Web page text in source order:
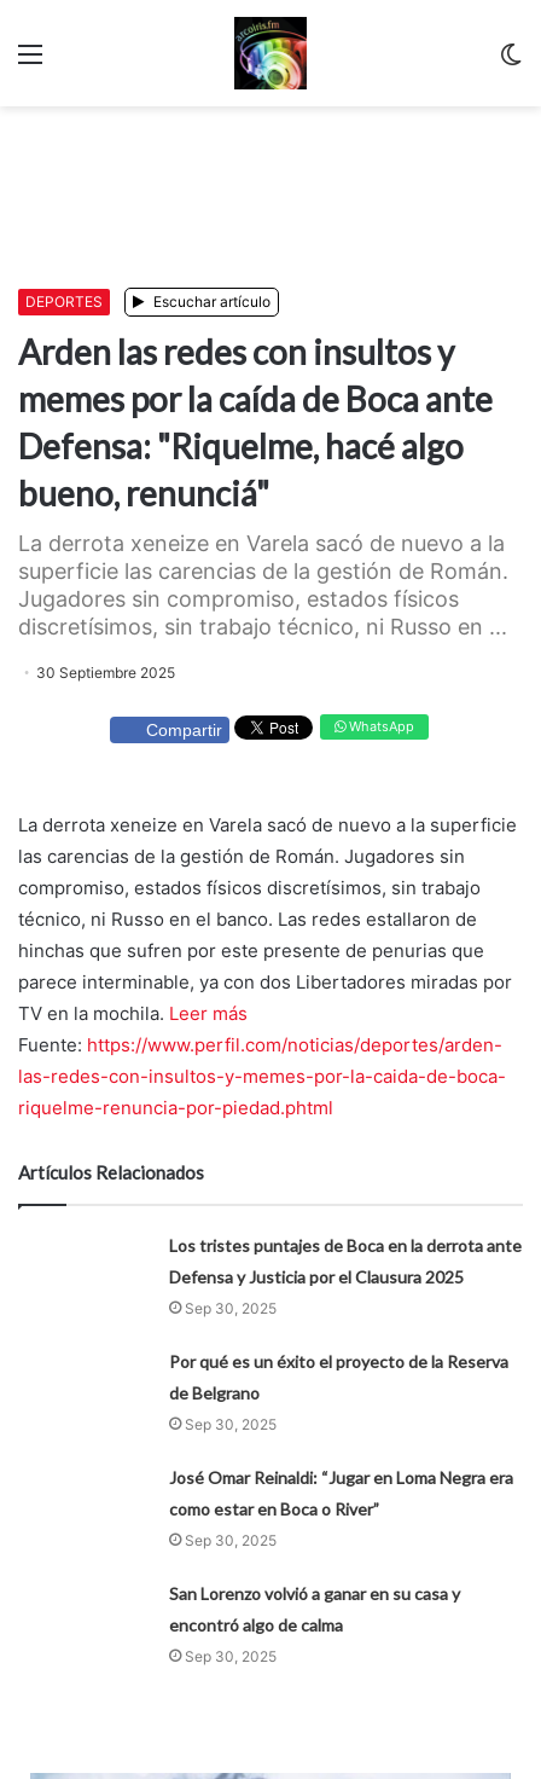
DEPORTES Escuchar artículo
Arden las redes con insultos y
memes por la caída de Boca ante
Defensa: "Riquelme, hacé algo
bueno, renunciá"
La derrota xeneize en Varela sacó de nuevo a la
superficie las carencias de la gestión de Román.
Jugadores sin compromiso, estados físicos
discretísimos, sin trabajo técnico, ni Russo en ...
30 Septiembre 2025
Compartir WhatsApp
La derrota xeneize en Varela sacó de nuevo a la superficie
las carencias de la gestión de Román. Jugadores sin
compromiso, estados físicos discretísimos, sin trabajo
técnico, ni Russo en el banco. Las redes estallaron de
hinchas que sufren por este presente de penurias que
parece interminable, ya con dos Libertadores miradas por
TV en la mochila. Leer más
Fuente: https://www.perfil.com/noticias/deportes/arden-
las-redes-con-insultos-y-memes-por-la-caida-de-boca-
riquelme-renuncia-por-piedad.phtml
Artículos Relacionados
Los tristes puntajes de Boca en la derrota ante
Defensa y Justicia por el Clausura 2025
Sep 30, 2025
Por qué es un éxito el proyecto de la Reserva
de Belgrano
Sep 30, 2025
José Omar Reinaldi: “Jugar en Loma Negra era
como estar en Boca o River”
Sep 30, 2025
San Lorenzo volvió a ganar en su casa y
encontró algo de calma
Sep 30, 2025